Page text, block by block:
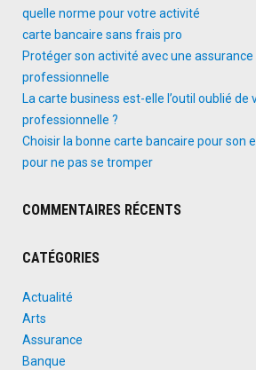
quelle norme pour votre activité
carte bancaire sans frais pro
Protéger son activité avec une
professionnelle
La carte business est-elle l’outil oublié
professionnelle ?
Choisir la bonne carte bancaire pour son
pour ne pas se tromper
COMMENTAIRES RÉCENTS
CATÉGORIES
Actualité
Arts
Assurance
Banque